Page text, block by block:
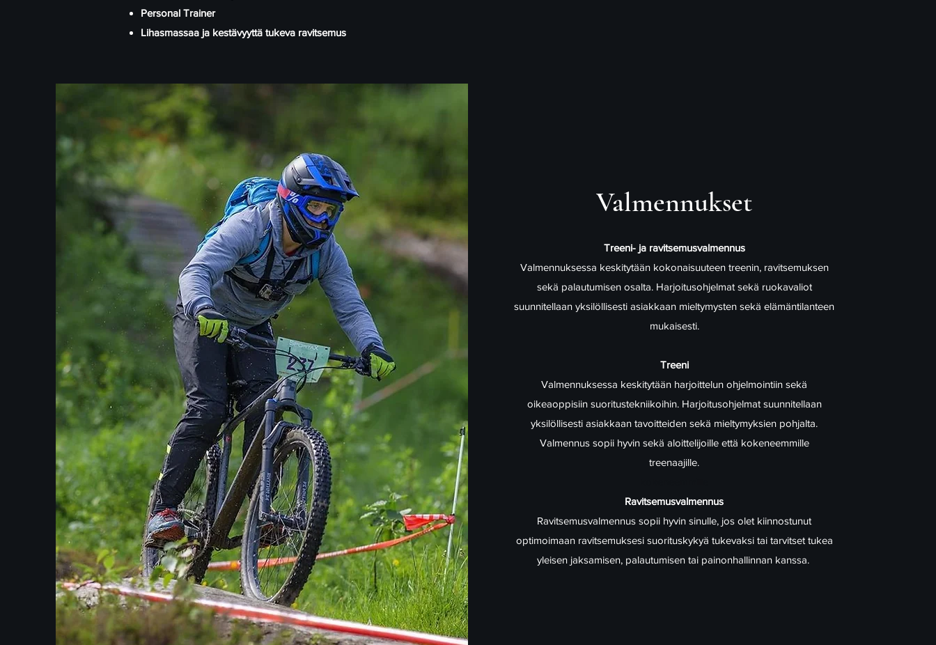
Personal Trainer
Lihasmassaa ja kestävyyttä tukeva ravitsemus
Valmennukset
Treeni- ja ravitsemusvalmennus
Valmennuksessa keskitytään kokonaisuuteen treenin, ravitsemuksen
sekä palautumisen osalta. Harjoitusohjelmat sekä ruokavaliot
suunnitellaan yksilöllisesti asiakkaan mieltymysten sekä elämäntilanteen
mukaisesti.
Treeni
Valmennuksessa keskitytään harjoittelun ohjelmointiin sekä
oikeaoppisiin suoritustekniikoihin. Harjoitusohjelmat suunnitellaan
yksilöllisesti asiakkaan tavoitteiden sekä mieltymyksien pohjalta.
Valmennus sopii hyvin sekä aloittelijoille että kokeneemmille
treenaajille.
Ravitsemusvalmennus
Ravitsemusvalmennus sopii hyvin sinulle, jos olet kiinnostunut
optimoimaan ravitsemuksesi suorituskykyä tukevaksi tai tarvitset tukea
yleisen jaksamisen, palautumisen tai painonhallinnan kanssa.